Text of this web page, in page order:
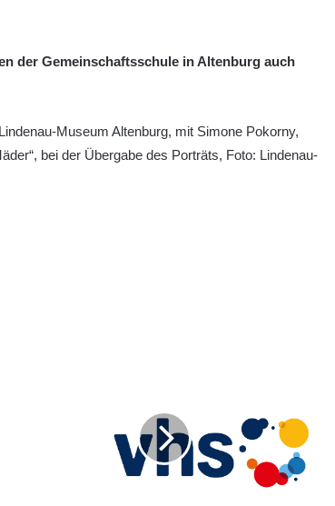
der Gemeinschaftsschule in Altenburg auch
Museum Altenburg, mit Simone Pokorny,
bei der Übergabe des Porträts, Foto: Lindenau-